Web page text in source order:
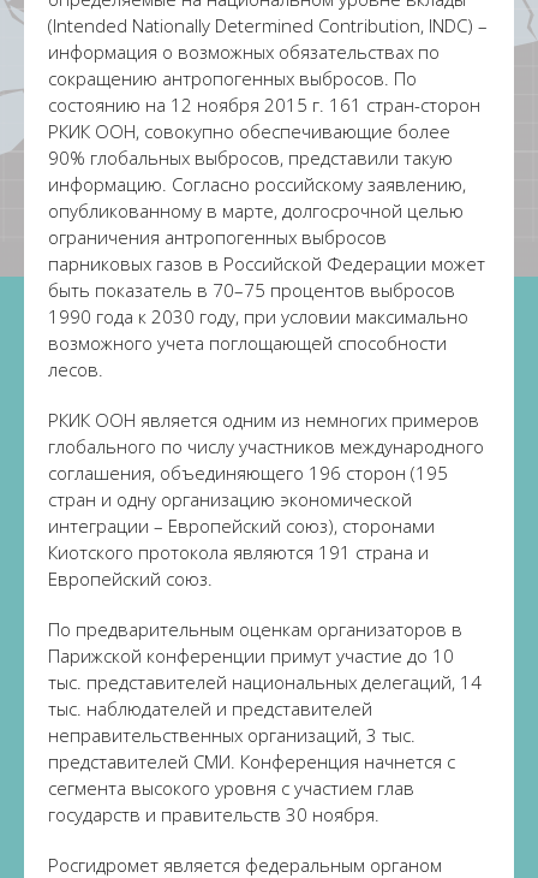
(Intended Nationally Determined Contribution, INDC) –
информация о возможных обязательствах по
сокращению антропогенных выбросов. По
состоянию на 12 ноября 2015 г. 161 стран-сторон
РКИК ООН, совокупно обеспечивающие более
90% глобальных выбросов, представили такую
информацию. Согласно российскому заявлению,
опубликованному в марте, долгосрочной целью
ограничения антропогенных выбросов
парниковых газов в Российской Федерации может
быть показатель в 70–75 процентов выбросов
1990 года к 2030 году, при условии максимально
возможного учета поглощающей способности
лесов.
РКИК ООН является одним из немногих примеров
глобального по числу участников международного
соглашения, объединяющего 196 сторон (195
стран и одну организацию экономической
интеграции – Европейский союз), сторонами
Киотского протокола являются 191 страна и
Европейский союз.
По предварительным оценкам организаторов в
Парижской конференции примут участие до 10
тыс. представителей национальных делегаций, 14
тыс. наблюдателей и представителей
неправительственных организаций, 3 тыс.
представителей СМИ. Конференция начнется с
сегмента высокого уровня с участием глав
государств и правительств 30 ноября.
Росгидромет является федеральным органом